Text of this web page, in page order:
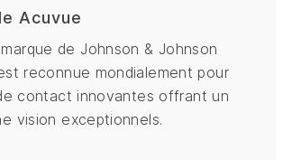
Acuvue
de Johnson & Johnson
reconnue mondialement pour
contact innovantes offrant un
vision exceptionnels.